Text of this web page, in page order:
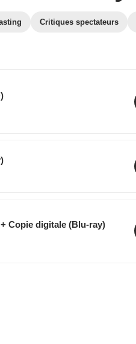
Critiques spectateurs
Copie digitale (Blu-ray)